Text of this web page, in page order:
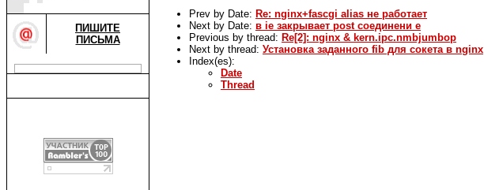
ПИШИТЕ
ПИСЬМА
Prev by Date: Re: nginx+fascgi alias не работает
Next by Date: в ie закрывает post соединени е
Previous by thread: Re[2]: nginx & kern.ipc.nmbjumbop
Next by thread: Установка заданного fib для сокета в nginx
Index(es):
Date
Thread